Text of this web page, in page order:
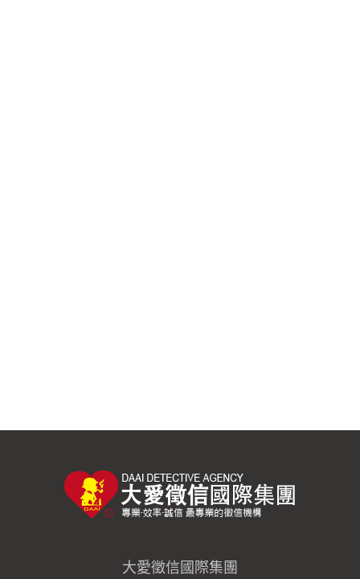
大愛徵信國際集團